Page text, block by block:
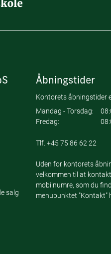
salg
Åbningstider
Kontorets åbningstider
Mandag - Torsdag:
Fredag:
Tlf.+45 75 86 62 22
Uden for kontorets
velkommen til at
mobilnumre, som du
menupunktet "Kontakt"